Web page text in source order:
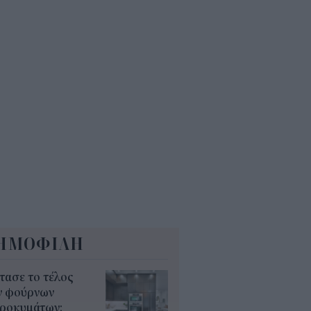
το τέλος
φούρνων